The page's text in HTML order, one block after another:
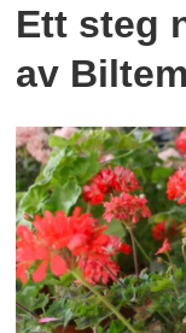
Ett steg
av